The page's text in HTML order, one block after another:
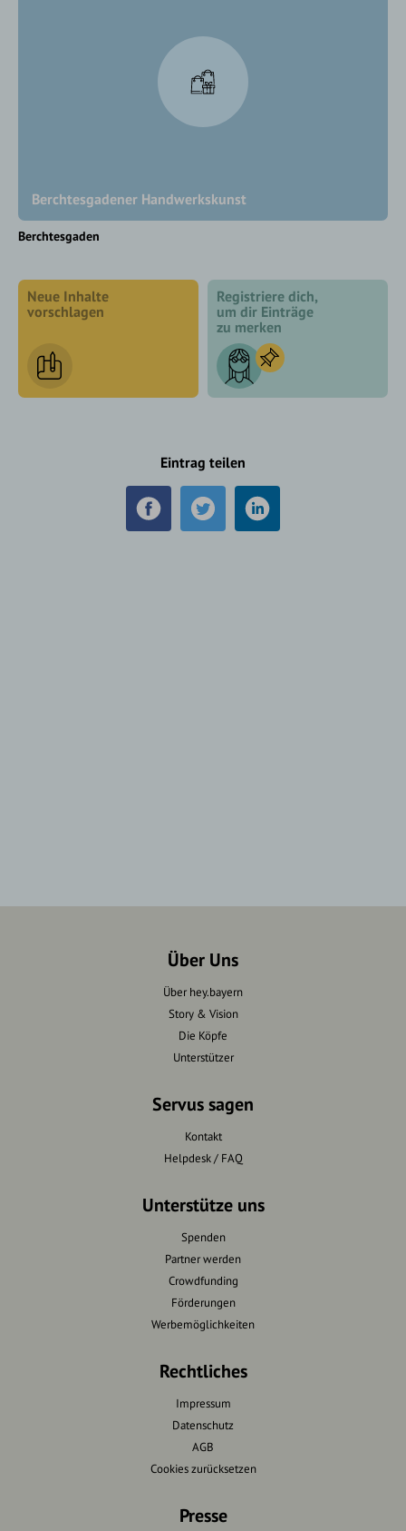
Berchtesgadener Handwerkskunst
Berchtesgaden
Neue Inhalte
vorschlagen
Registriere dich,
um dir Einträge
zu merken
Eintrag teilen
Über Uns
Über hey.bayern
Story & Vision
Die Köpfe
Unterstützer
Servus sagen
Kontakt
Helpdesk / FAQ
Unterstütze uns
Spenden
Partner werden
Crowdfunding
Förderungen
Werbemöglichkeiten
Rechtliches
Impressum
Datenschutz
AGB
Cookies zurücksetzen
Presse